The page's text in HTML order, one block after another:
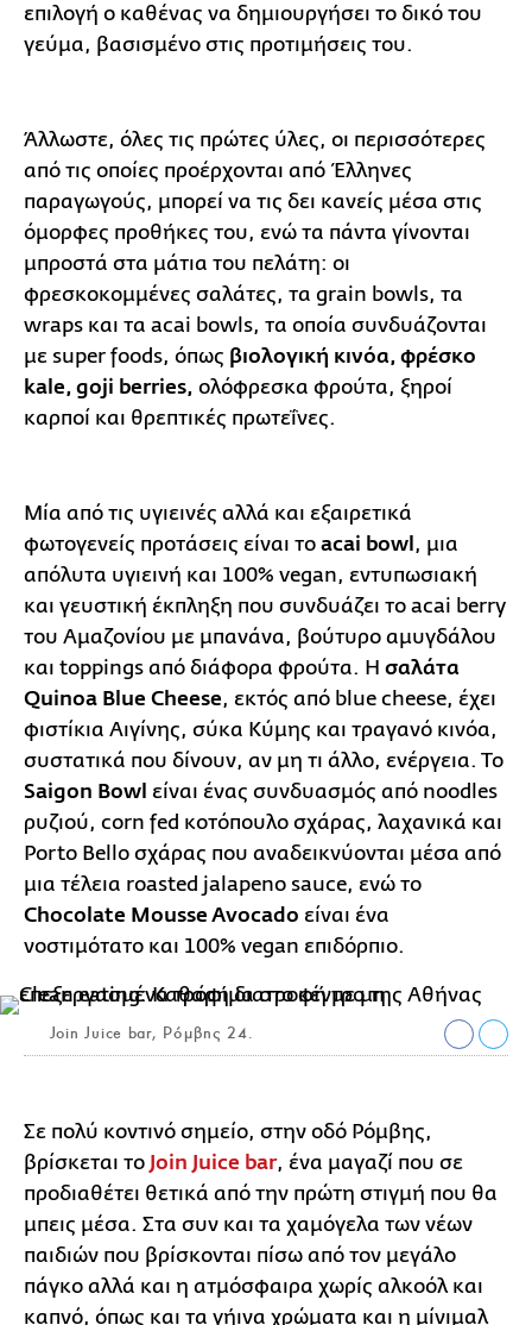
επιλογή ο καθένας να δημιουργήσει το δικό του
γεύμα, βασισμένο στις προτιμήσεις του.
Άλλωστε, όλες τις πρώτες ύλες, οι περισσότερες
από τις οποίες προέρχονται από Έλληνες
παραγωγούς, μπορεί να τις δει κανείς μέσα στις
όμορφες προθήκες του, ενώ τα πάντα γίνονται
μπροστά στα μάτια του πελάτη: οι
φρεσκοκομμένες σαλάτες, τα grain bowls, τα
wraps και τα acai bowls, τα οποία συνδυάζονται
με super foods, όπως βιολογική κινόα, φρέσκο
kale, goji berries, ολόφρεσκα φρούτα, ξηροί
καρποί και θρεπτικές πρωτεΐνες.
Μία από τις υγιεινές αλλά και εξαιρετικά
φωτογενείς προτάσεις είναι το acai bowl , μια
απόλυτα υγιεινή και 100% vegan, εντυπωσιακή
και γευστική έκπληξη που συνδυάζει το acai berry
του Αμαζονίου με μπανάνα, βούτυρο αμυγδάλου
και toppings από διάφορα φρούτα. Η σαλάτα
Quinoa Blue Cheese, εκτός από blue cheese, έχει
φιστίκια Αιγίνης, σύκα Κύμης και τραγανό κινόα,
συστατικά που δίνουν, αν μη τι άλλο, ενέργεια. Το
Saigon Bowl είναι ένας συνδυασμός από noodles
ρυζιού, corn fed κοτόπουλο σχάρας, λαχανικά και
Porto Bello σχάρας που αναδεικνύονται μέσα από
μια τέλεια roasted jalapeno sauce, ενώ το
Chocolate Mousse Avocado είναι ένα
νοστιμότατο και 100% vegan επιδόρπιο.
Join Juice bar, Ρόμβης 24.
Σε πολύ κοντινό σημείο, στην οδό Ρόμβης,
βρίσκεται το Join Juice bar, ένα μαγαζί που σε
προδιαθέτει θετικά από την πρώτη στιγμή που θα
μπεις μέσα. Στα συν και τα χαμόγελα των νέων
παιδιών που βρίσκονται πίσω από τον μεγάλο
πάγκο αλλά και η ατμόσφαιρα χωρίς αλκοόλ και
καπνό, όπως και τα γήινα χρώματα και η μίνιμαλ